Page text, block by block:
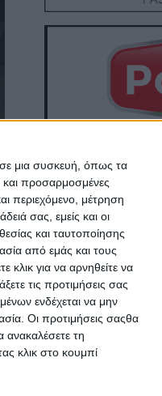
μια συσκευή, όπως τα
και προσαρμοσμένες
περιεχόμενο, μέτρηση
σας, εμείς και οι
και ταυτοποίησης
από εμάς και τους
για να αρνηθείτε να
τις προτιμήσεις σας
ενδέχεται να μην
Οι προτιμήσεις σαςθα
ανακαλέσετε τη
κλικ στο κουμπί